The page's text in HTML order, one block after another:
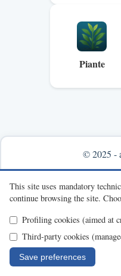
Piante
© 2025 -
Info
This site uses mandatory
continue browsing the site.
Profiling cookies (aimed at
Third-party cookies
Save preferences